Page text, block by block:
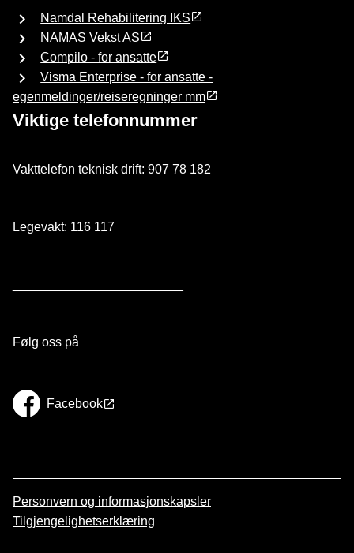
Namdal Rehabilitering IKS
NAMAS Vekst AS
Compilo - for ansatte
Visma Enterprise - for ansatte -
egenmeldinger/reiseregninger mm
Viktige telefonnummer
Vakttelefon teknisk drift: 907 78 182
Legevakt: 116 117
Følg oss på
Facebook
Personvern og informasjonskapsler
Tilgjengelighetserklæring